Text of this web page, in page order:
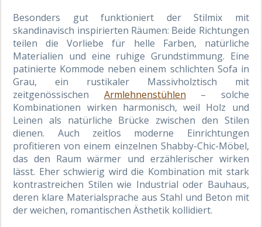
Besonders gut funktioniert der Stilmix mit
skandinavisch inspirierten Räumen: Beide Richtungen
teilen die Vorliebe für helle Farben, natürliche
Materialien und eine ruhige Grundstimmung. Eine
patinierte Kommode neben einem schlichten Sofa in
Grau, ein rustikaler Massivholztisch mit
zeitgenössischen Armlehnenstühlen – solche
Kombinationen wirken harmonisch, weil Holz und
Leinen als natürliche Brücke zwischen den Stilen
dienen. Auch zeitlos moderne Einrichtungen
profitieren von einem einzelnen Shabby-Chic-Möbel,
das den Raum wärmer und erzählerischer wirken
lässt. Eher schwierig wird die Kombination mit stark
kontrastreichen Stilen wie Industrial oder Bauhaus,
deren klare Materialsprache aus Stahl und Beton mit
der weichen, romantischen Ästhetik kollidiert.